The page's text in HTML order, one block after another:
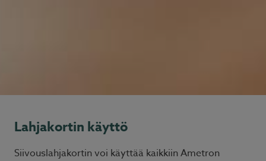
Lahjakortin käyttö
Siivouslahjakortin voi käyttää kaikkiin Ametron